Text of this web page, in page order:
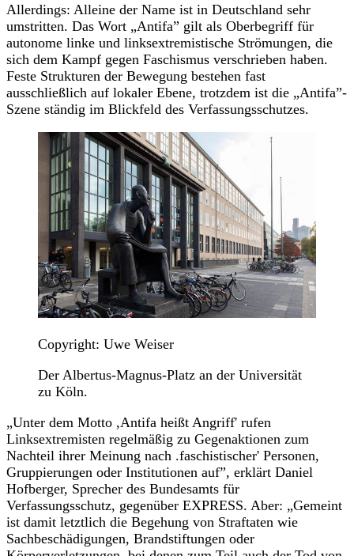
Allerdings: Alleine der Name ist in Deutschland sehr
umstritten. Das Wort „Antifa” gilt als Oberbegriff für
autonome linke und linksextremistische Strömungen, die
sich dem Kampf gegen Faschismus verschrieben haben.
Feste Strukturen der Bewegung bestehen fast
ausschließlich auf lokaler Ebene, trotzdem ist die „Antifa”-
Szene ständig im Blickfeld des Verfassungsschutzes.
Copyright: Uwe Weiser
Der Albertus-Magnus-Platz an der Universität
zu Köln.
„Unter dem Motto ,Antifa heißt Angriff' rufen
Linksextremisten regelmäßig zu Gegenaktionen zum
Nachteil ihrer Meinung nach .faschistischer' Personen,
Gruppierungen oder Institutionen auf”, erklärt Daniel
Hofberger, Sprecher des Bundesamts für
Verfassungsschutz, gegenüber EXPRESS. Aber: „Gemeint
ist damit letztlich die Begehung von Straftaten wie
Sachbeschädigungen, Brandstiftungen oder